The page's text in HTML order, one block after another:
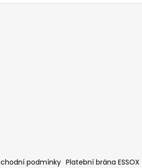
podmínky Platební brána ESSOX